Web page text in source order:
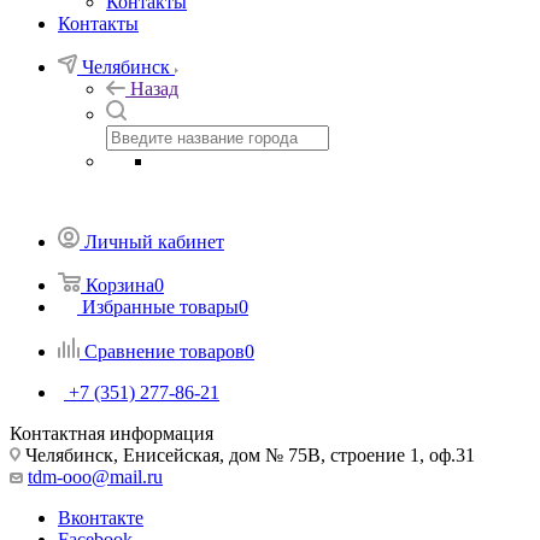
Контакты
Челябинск
Назад
Личный кабинет
Корзина0
Избранные товары0
Сравнение товаров0
+7 (351) 277-86-21
Контактная информация
Челябинск, Енисейская, дом № 75В, строение 1, оф.31
tdm-ooo@mail.ru
Вконтакте